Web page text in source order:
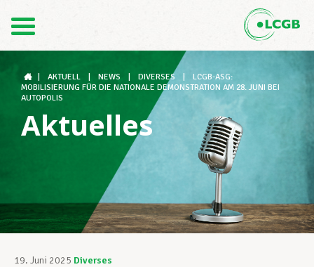
FR
Der LCGB
Gewerkschaftsstrukturen
Unterstützung im Arbeitsalltag
AKTUELL NEWS DIVERSES
LCGB-ASG:
MOBILISIERUNG FÜR DIE NATIONALE DEMONSTRATION AM 28. JUNI BEI
AUTOPOLIS
Aktuelles
19. Juni 2025 Diverses